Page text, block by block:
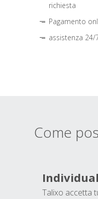
richiesta
Pagamento
assistenza 24/
Come
Talixo accetta